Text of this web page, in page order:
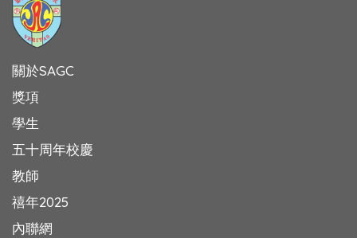
關於SAGC
獎項
學生
五十周年校慶
教師
禧年2025
內聯網